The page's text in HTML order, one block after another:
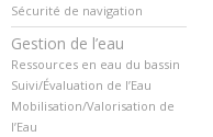
Sécurité de navigation
Gestion de l’eau
Ressources en eau du bassin
Suivi/Évaluation de l’Eau
Mobilisation/Valorisation de
l’Eau